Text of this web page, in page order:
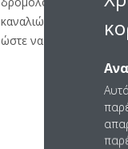
καναλιών Wi-Fi 12 και
ώστε να